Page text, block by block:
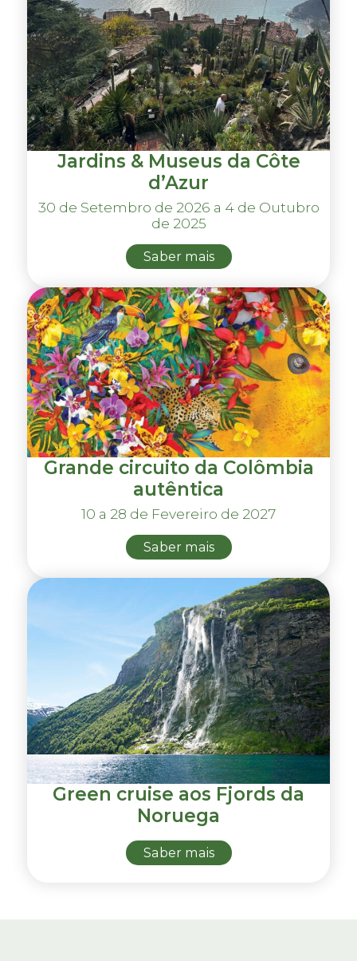
Jardins & Museus da Côte
d’Azur
30 de Setembro de 2026 a 4 de Outubro
de 2025
Saber mais
Grande circuito da Colômbia
autêntica
10 a 28 de Fevereiro de 2027
Saber mais
Green cruise aos Fjords da
Noruega
Saber mais